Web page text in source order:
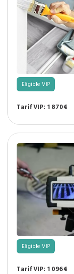
Eligible VIP
Tarif VIP: 1 870€
Eligible VIP
Tarif VIP: 1 096€